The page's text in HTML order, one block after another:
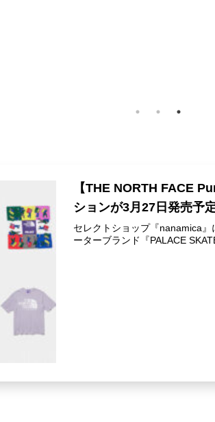
【THE NORTH FACE
ションが3月27日発売予
セレクトショップ『nanamica
ーターブランド『PALACE